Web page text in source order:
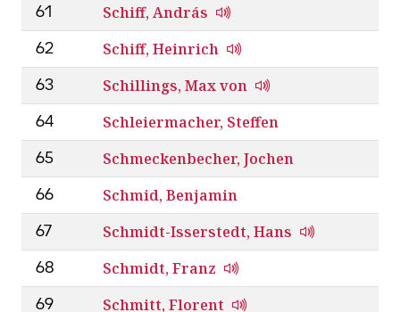
61 Schiff, András
62 Schiff, Heinrich
63 Schillings, Max von
64 Schleiermacher, Steffen
65 Schmeckenbecher, Jochen
66 Schmid, Benjamin
67 Schmidt-Isserstedt, Hans
68 Schmidt, Franz
69 Schmitt, Florent